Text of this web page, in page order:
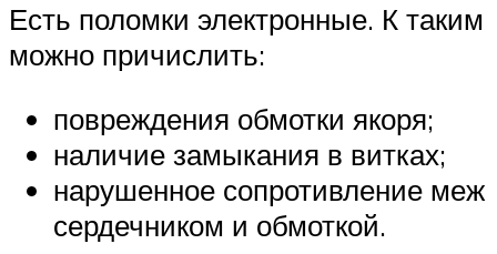
Есть поломки электронные. К таким
можно причислить:
повреждения обмотки якоря;
наличие замыкания в витках;
нарушенное сопротивление меж
сердечником и обмоткой.